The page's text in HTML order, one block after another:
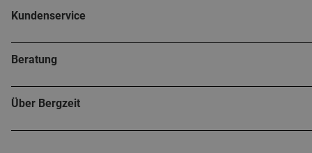
Kundenservice
Beratung
Über Bergzeit